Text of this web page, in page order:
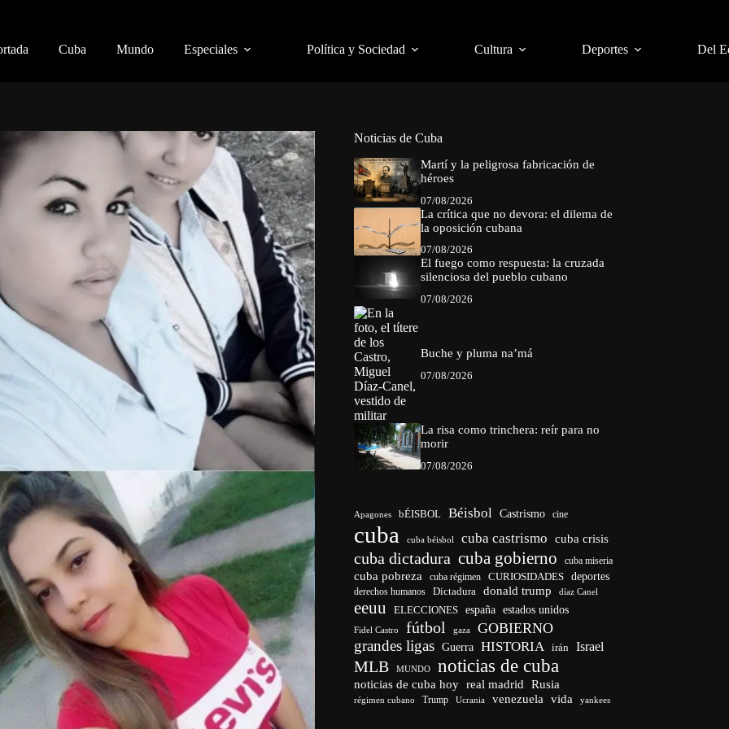
Cuba Mundo Especiales Política y Sociedad Cultura Deportes Del
Noticias de Cuba
Martí y la peligrosa fabricación de
héroes
07/08/2026
La crítica que no devora: el dilema de
la oposición cubana
07/08/2026
El fuego como respuesta: la cruzada
silenciosa del pueblo cubano
07/08/2026
Buche y pluma na’má
07/08/2026
La risa como trinchera: reír para no
morir
07/08/2026
Apagones bÉISBOL Béisbol Castrismo cine
cuba cuba béisbol cuba castrismo cuba crisis
cuba dictadura cuba gobierno cuba miseria
cuba pobreza cuba régimen CURIOSIDADES deportes
derechos humanos Dictadura donald trump díaz Canel
eeuu ELECCIONES españa estados unidos
Fidel Castro fútbol gaza GOBIERNO
grandes ligas Guerra HISTORIA irán Israel
MLB MUNDO noticias de cuba
noticias de cuba hoy real madrid Rusia
régimen cubano Trump Ucrania venezuela vida yankees